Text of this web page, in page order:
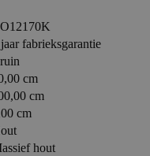
fabrieksgarantie
cm
cm
cm
hout